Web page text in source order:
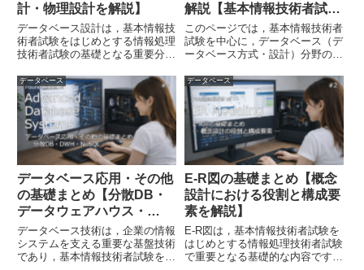
計・物理設計を解説】
データベース設計は，基本情報技
術者試験をはじめとする情報処理
技術者試験の基礎となる重要分野
するためには，設計の流れと各段
階の役割を理解することが大切で
す。それぞれの違いや役割を，き
ちんと整理できていますか？デ
ー...
解説【基本情報技術者試
験】
このページでは，基本情報技術者
試験を中心に，データベース（デ
ータベース方式・設計）分野の過
を掲載しています。関係モデル，
RDBMS，E-R図，UML，正規化
など，試験で頻出する重要テーマ
について，実際の問題を解...
データベース
データベース応用・その他
の基礎まとめ【分散DB・
データウェアハウス・
NoSQLを解説】
データベース技術は，企業の情報
システムを支える重要な基盤技術
であり，基本情報技術者試験をは
データベース
E-R図の基礎まとめ【概念
設計における役割と構成要
素を解説】
E-R図は，基本情報技術者試験を
はじめとする情報処理技術者試験
で重要となる基礎的な内容です。